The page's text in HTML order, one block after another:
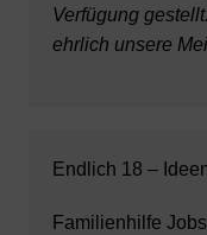
Verfügung
ehrlich unsere
Endlich 18 –
Familienhilfe Jobs